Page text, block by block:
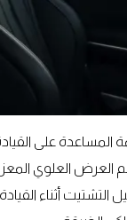
المساعدة على
العرض العلوي